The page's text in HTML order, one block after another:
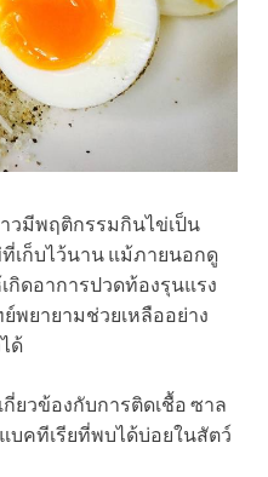
วมีพฤติกรรมกินไข่เป็น
เก็บไว้นาน แม้ภายนอกดู
กิดอาการปวดท้องรุนแรง
พยายามช่วยเหลืออย่าง
ด้
ยวข้องกับการติดเชื้อ ซาล
แบคทีเรียที่พบได้บ่อยในสัตว์